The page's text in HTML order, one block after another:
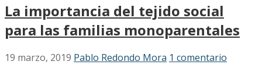
La importancia del tejido social
para las familias monoparentales
19 marzo, 2019 Pablo Redondo Mora 1 comentario